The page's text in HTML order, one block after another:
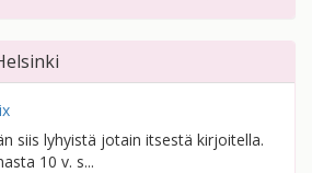
siis lyhyistä jotain itsestä kirjoitella.
10 v. s...